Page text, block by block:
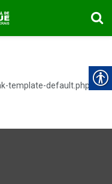
template-default.php”]